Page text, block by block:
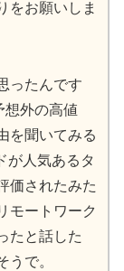
をお願いしま
ったんです
想外の高値
を聞いてみる
が人気あるタ
価されたみた
モートワーク
たと話した
うで。